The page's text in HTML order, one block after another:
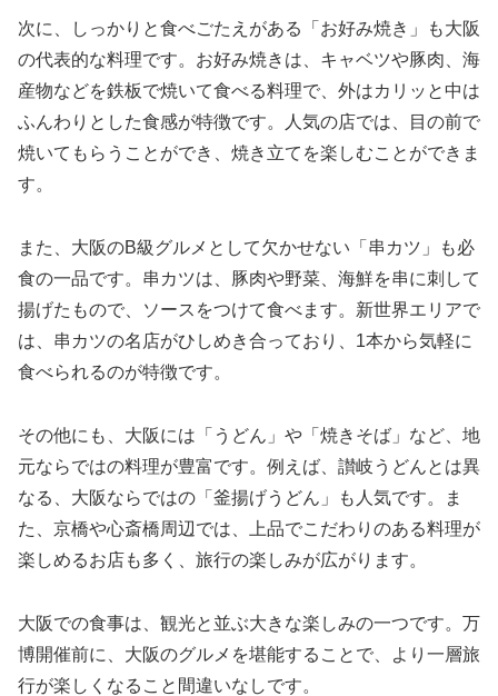
次に、しっかりと食べごたえがある「お好み焼き」も大阪
の代表的な料理です。お好み焼きは、キャベツや豚肉、海
産物などを鉄板で焼いて食べる料理で、外はカリッと中は
ふんわりとした食感が特徴です。人気の店では、目の前で
焼いてもらうことができ、焼き立てを楽しむことができま
す。
また、大阪のB級グルメとして欠かせない「串カツ」も必
食の一品です。串カツは、豚肉や野菜、海鮮を串に刺して
揚げたもので、ソースをつけて食べます。新世界エリアで
は、串カツの名店がひしめき合っており、1本から気軽に
食べられるのが特徴です。
その他にも、大阪には「うどん」や「焼きそば」など、地
元ならではの料理が豊富です。例えば、讃岐うどんとは異
なる、大阪ならではの「釜揚げうどん」も人気です。ま
た、京橋や心斎橋周辺では、上品でこだわりのある料理が
楽しめるお店も多く、旅行の楽しみが広がります。
大阪での食事は、観光と並ぶ大きな楽しみの一つです。万
博開催前に、大阪のグルメを堪能することで、より一層旅
行が楽しくなること間違いなしです。